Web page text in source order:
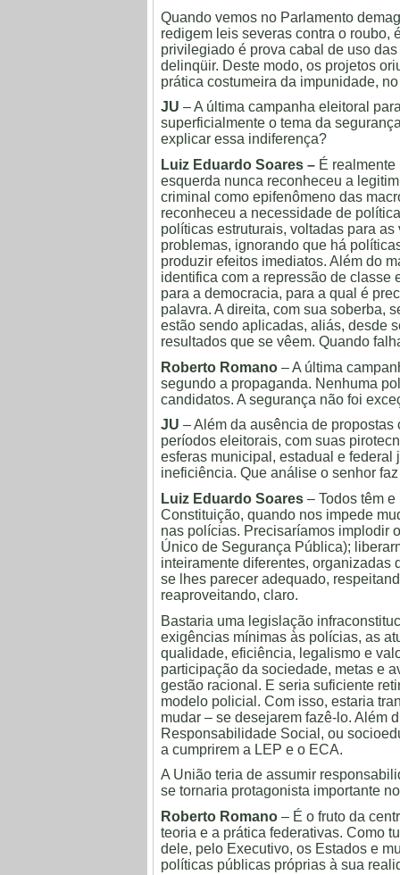
Quando vemos no Parlamento
redigem leis severas contra o roubo,
privilegiado é prova cabal de uso
delinqüir. Deste modo, os projetos
prática costumeira da impunidade,
JU – A última campanha eleitoral
superficialmente o tema da
explicar essa indiferença?
Luiz Eduardo Soares – É
esquerda nunca reconheceu a
criminal como epifenômeno das
reconheceu a necessidade de
políticas estruturais, voltadas para
problemas, ignorando que há
produzir efeitos imediatos. Além do
identifica com a repressão de classe
para a democracia, para a qual é
palavra. A direita, com sua soberba,
estão sendo aplicadas, aliás, desde
resultados que se vêem. Quando
Roberto Romano – A última
segundo a propaganda. Nenhuma
candidatos. A segurança não foi
JU – Além da ausência de
períodos eleitorais, com suas
esferas municipal, estadual e federal
ineficiência. Que análise o senhor
Luiz Eduardo Soares – Todos têm
Constituição, quando nos impede
nas polícias. Precisaríamos implodir
Único de Segurança Pública);
inteiramente diferentes, organizadas
se lhes parecer adequado,
reaproveitando, claro.
Bastaria uma legislação
exigências mínimas às polícias, as
qualidade, eficiência, legalismo e
participação da sociedade, metas e
gestão racional. E seria suficiente
modelo policial. Com isso, estaria
mudar – se desejarem fazê-lo. Além
Responsabilidade Social, ou
a cumprirem a LEP e o ECA.
A União teria de assumir
se tornaria protagonista importante
Roberto Romano – É o fruto da
teoria e a prática federativas. Como
dele, pelo Executivo, os Estados e
políticas públicas próprias à sua